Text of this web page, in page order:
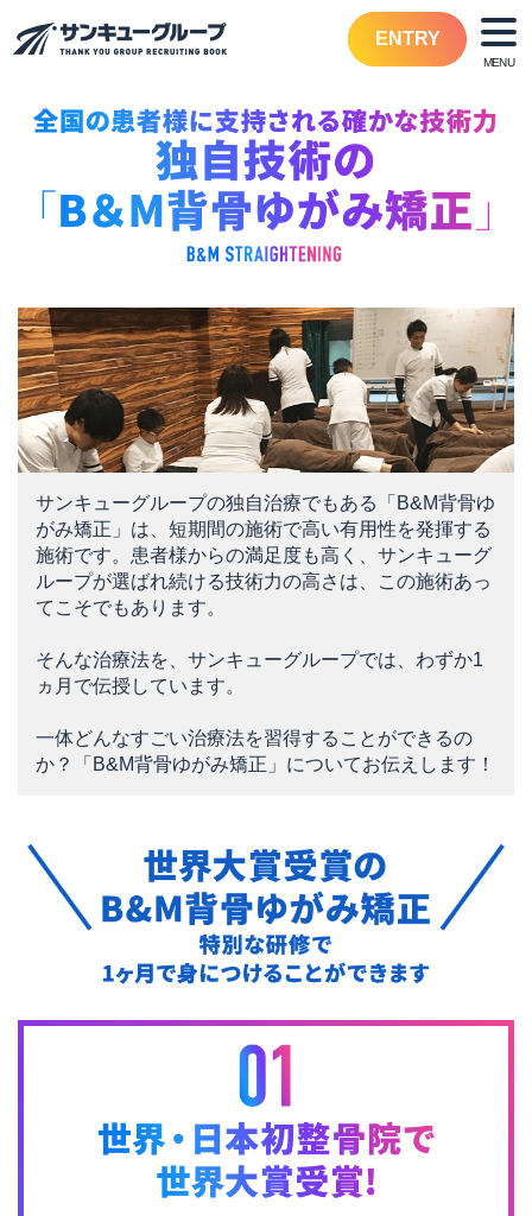
ENTRY
サンキューグループの独自治療でもある「B&M背骨ゆ
がみ矯正」は、短期間の施術で高い有用性を発揮する
施術です。 患者様からの満足度も高く、サンキューグ
ループが選ばれ続ける技術力の高さは、この施術あっ
てこそでもあります。
そんな治療法を、サンキューグループでは、わずか1
ヵ月で伝授しています。
一体どんなすごい治療法を習得することができるの
か？
「B&M背骨ゆがみ矯正」についてお伝えします！